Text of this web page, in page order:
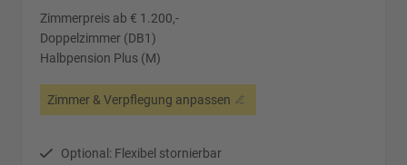
Zimmerpreis ab € 1.200,-
Doppelzimmer (DB1)
Halbpension Plus (M)
Zimmer & Verpflegung anpassen
Optional: Flexibel stornierbar